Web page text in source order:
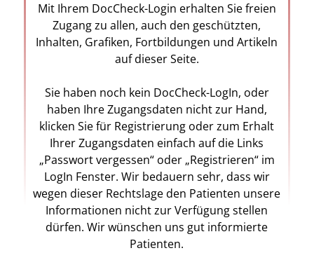
Mit Ihrem DocCheck-Login erhalten Sie freien
Zugang zu allen, auch den geschützten,
Inhalten, Grafiken, Fortbildungen und Artikeln
auf dieser Seite.
Sie haben noch kein DocCheck-LogIn, oder
haben Ihre Zugangsdaten nicht zur Hand,
klicken Sie für Registrierung oder zum Erhalt
Ihrer Zugangsdaten einfach auf die Links
„Passwort vergessen“ oder „Registrieren“ im
LogIn Fenster. Wir bedauern sehr, dass wir
wegen dieser Rechtslage den Patienten unsere
Informationen nicht zur Verfügung stellen
dürfen. Wir wünschen uns gut informierte
Patienten.